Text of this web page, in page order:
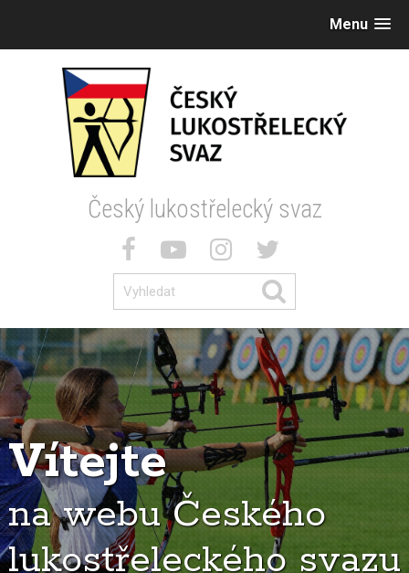
Menu
Český lukostřelecký svaz
Vítejte
na webu Českého
lukostřeleckého svazu